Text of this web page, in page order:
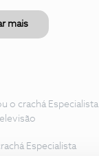
mais
o crachá Especialista
Especialista